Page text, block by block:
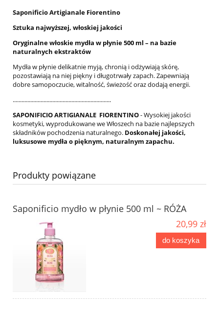
Saponificio Artigianale Fiorentino
Sztuka najwyższej, włoskiej jakości
Oryginalnewłoskie mydła w płynie 500 ml – na bazie
naturalnych ekstraktów
Mydła w płynie delikatnie myją, chronią i odżywiają skórę,
pozostawiają na niej piękny i długotrwały zapach. Zapewniają
dobre samopoczucie, witalność, świeżość oraz dodają energii.
...................................................................
SAPONIFICIO ARTIGIANALE FIORENTINO- Wysokiej jakości
kosmetyki, wyprodukowane we Włoszech na bazie najlepszych
składników pochodzenia naturalnego. Doskonałej jakości,
luksusowe mydła o pięknym, naturalnym zapachu.
Produkty powiązane
Saponificio mydło w płynie 500 ml ~ RÓŻA
20,99 zł
do koszyka